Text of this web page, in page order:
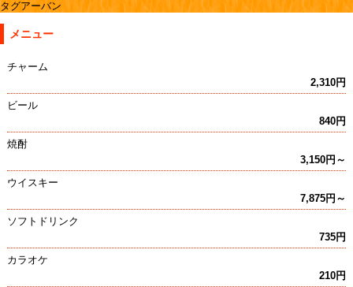
タグアーバン
メニュー
チャーム
2,310円
ビール
840円
焼酎
3,150円～
ウイスキー
7,875円～
ソフトドリンク
735円
カラオケ
210円